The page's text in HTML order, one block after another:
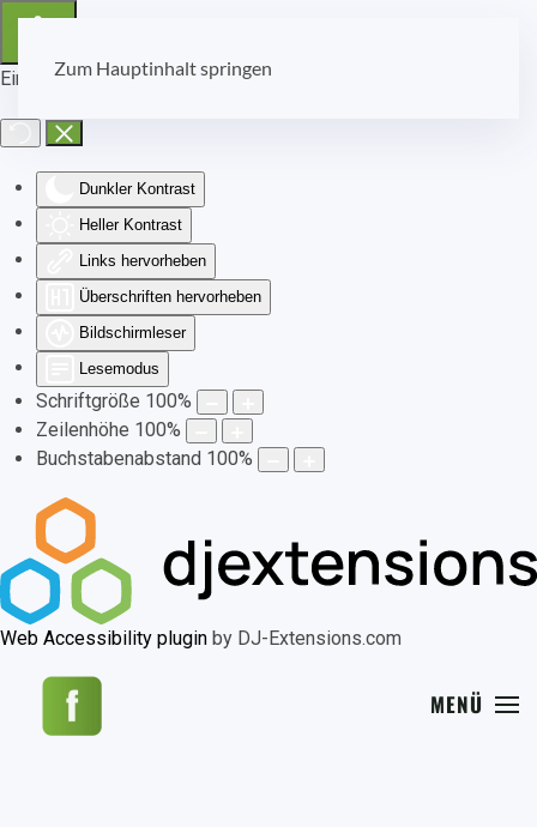
Eingabehilfen öffnen
Dunkler Kontrast
Heller Kontrast
Links hervorheben
Überschriften hervorheben
Bildschirmleser
Lesemodus
Schriftgröße 100%
Zeilenhöhe 100%
Buchstabenabstand 100%
Web Accessibility plugin by DJ-Extensions.com
Zum Hauptinhalt springen
MENÜ